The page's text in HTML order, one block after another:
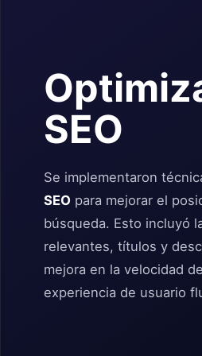
SEO
Se implementaron
SEO para mejorar el
búsqueda. Esto incluyó
relevantes, títulos y
mejora en la velocidad
experiencia de usuario